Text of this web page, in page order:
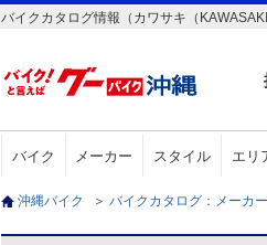
バイクカタログ情報（カワサキ（
バイク メーカー スタイル エリ
沖縄バイク ＞ バイクカタログ：メーカ